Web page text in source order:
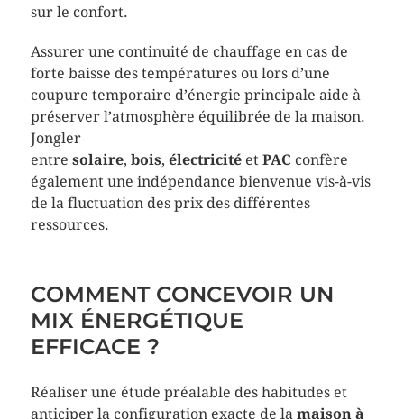
sur le confort.
Assurer une continuité de chauffage en cas de
forte baisse des températures ou lors d’une
coupure temporaire d’énergie principale aide à
préserver l’atmosphère équilibrée de la maison.
Jongler
entre solaire, bois, électricitéet PAC confère
également une indépendance bienvenue vis-à-vis
de la fluctuation des prix des différentes
ressources.
COMMENT CONCEVOIR UN
MIX ÉNERGÉTIQUE
EFFICACE ?
Réaliser une étude préalable des habitudes et
anticiper la configuration exacte de la maison à